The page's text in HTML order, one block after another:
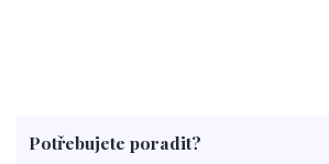
Potřebujete poradit?